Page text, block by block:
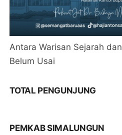
Antara Warisan Sejarah
Belum Usai
TOTAL PENGUNJUNG
PEMKAB SIMALUNGUN